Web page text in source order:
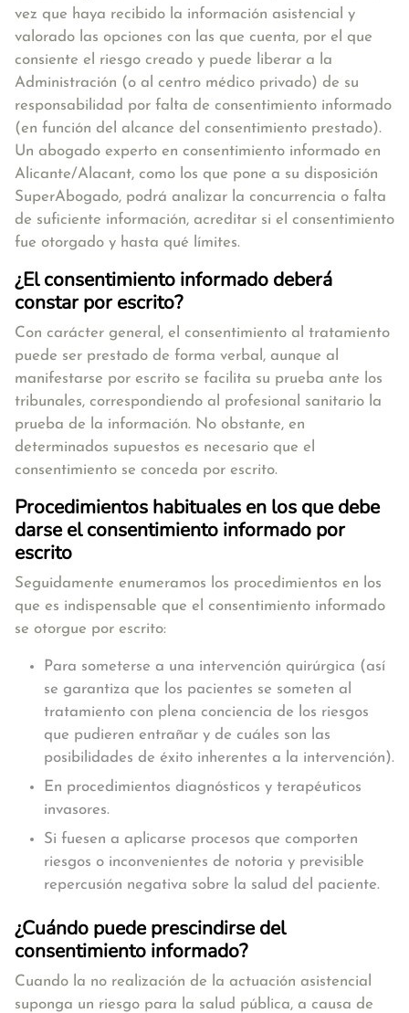
vez que haya recibido la información asistencial y
valorado las opciones con las que cuenta, por el que
consiente el riesgo creado y puede liberar a la
Administración (o al centro médico privado) de su
responsabilidad por falta de consentimiento informado
(en función del alcance del consentimiento prestado).
Un abogado experto en consentimiento informado en
Alicante/Alacant, como los que pone a su disposición
SuperAbogado, podrá analizar la concurrencia o falta
de suficiente información, acreditar si el consentimiento
fue otorgado y hasta qué límites.
¿El consentimiento informado deberá
constar por escrito?
Con carácter general, el consentimiento al tratamiento
puede ser prestado de forma verbal, aunque al
manifestarse por escrito se facilita su prueba ante los
tribunales, correspondiendo al profesional sanitario la
prueba de la información. No obstante, en
determinados supuestos es necesario que el
consentimiento se conceda por escrito.
Procedimientos habituales en los que debe
darse el consentimiento informado por
escrito
Seguidamente enumeramos los procedimientos en los
que es indispensable que el consentimiento informado
se otorgue por escrito:
Para someterse a una intervención quirúrgica (así
se garantiza que los pacientes se someten al
tratamiento con plena conciencia de los riesgos
que pudieren entrañar y de cuáles son las
posibilidades de éxito inherentes a la intervención).
En procedimientos diagnósticos y terapéuticos
invasores.
Si fuesen a aplicarse procesos que comporten
riesgos o inconvenientes de notoria y previsible
repercusión negativa sobre la salud del paciente.
¿Cuándo puede prescindirse del
consentimiento informado?
Cuando la no realización de la actuación asistencial
suponga un riesgo para la salud pública, a causa de